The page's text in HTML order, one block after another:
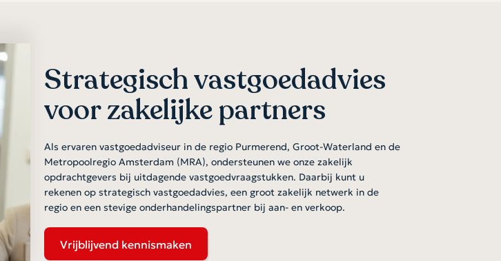
Strategisch vastgoedadvies
voor zakelijke partners
Als ervaren vastgoedadviseur in de regio Purmerend, Groot-Waterland en de
Metropoolregio Amsterdam (MRA), ondersteunen we onze zakelijk
opdrachtgevers bij uitdagende vastgoedvraagstukken. Daarbij kunt u
rekenen op strategisch vastgoedadvies, een groot zakelijk netwerk in de
regio en een stevige onderhandelingspartner bij aan- en verkoop.
Vrijblijvend kennismaken